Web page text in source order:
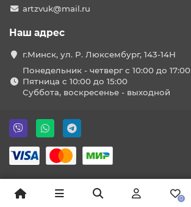
artzvuk@mail.ru
Наш адрес
г.Минск, ул. Р. Люксембург, 143-14Н
Понедельник - четверг с 10:00 до 17:00
Пятница с 10:00 до 15:00
Суббота, воскресенье - выходной
0